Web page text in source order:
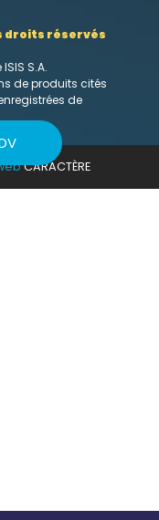
droits réservés
S.A.
de produits cités
de
CARACTÈRE